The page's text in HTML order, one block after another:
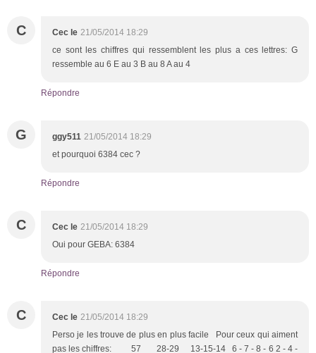
C Cec le 21/05/2014 18:29
ce sont les chiffres qui ressemblent les plus a ces lettres: G
ressemble au 6 E au 3 B au 8 A au 4
Répondre
G ggy511 21/05/2014 18:29
et pourquoi 6384 cec ?
Répondre
C Cec le 21/05/2014 18:29
Oui pour GEBA: 6384
Répondre
C Cec le 21/05/2014 18:29
Perso je les trouve de plus en plus facile Pour ceux qui aiment
pas les chiffres: 57 28-29 13-15-14 6 - 7 - 8 - 6 2 - 4 -